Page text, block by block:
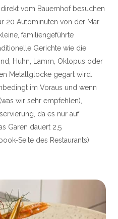
vom Bauernhof besuchen
20 Autominuten von der Mar
familiengeführte
Gerichte wie die
Huhn, Lamm, Oktopus oder
Metallglocke gegart wird.
im Voraus und wenn
wir sehr empfehlen),
da es nur auf
Garen dauert 2,5
Seite des Restaurants)